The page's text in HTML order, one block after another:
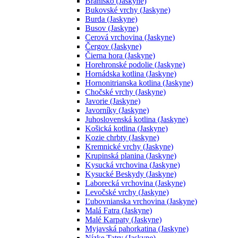
Bukovské vrchy (Jaskyne)
Burda (Jaskyne)
Busov (Jaskyne)
Cerová vrchovina (Jaskyne)
Čergov (Jaskyne)
Čierna hora (Jaskyne)
Horehronské podolie (Jaskyne)
Hornádska kotlina (Jaskyne)
Hornonitrianska kotlina (Jaskyne)
Chočské vrchy (Jaskyne)
Javorie (Jaskyne)
Javorníky (Jaskyne)
Juhoslovenská kotlina (Jaskyne)
Košická kotlina (Jaskyne)
Kozie chrbty (Jaskyne)
Kremnické vrchy (Jaskyne)
Krupinská planina (Jaskyne)
Kysucká vrchovina (Jaskyne)
Kysucké Beskydy (Jaskyne)
Laborecká vrchovina (Jaskyne)
Levočské vrchy (Jaskyne)
Ľubovnianska vrchovina (Jaskyne)
Malá Fatra (Jaskyne)
Malé Karpaty (Jaskyne)
Myjavská pahorkatina (Jaskyne)